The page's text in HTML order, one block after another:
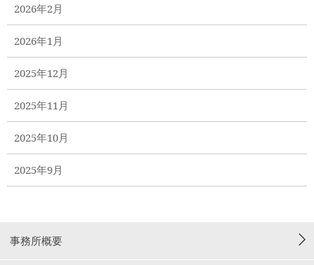
2026年2月
2026年1月
2025年12月
2025年11月
2025年10月
2025年9月
事務所概要